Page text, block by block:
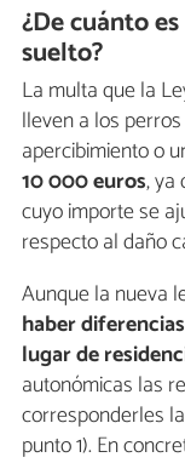
¿De cuánto
suelto?
La multa que la
lleven a los
apercibimiento o
10 000 euros, ya
cuyo importe se
respecto al daño
Aunque la nueva
haber
lugar de
autonómicas las
corresponderles
punto 1). En